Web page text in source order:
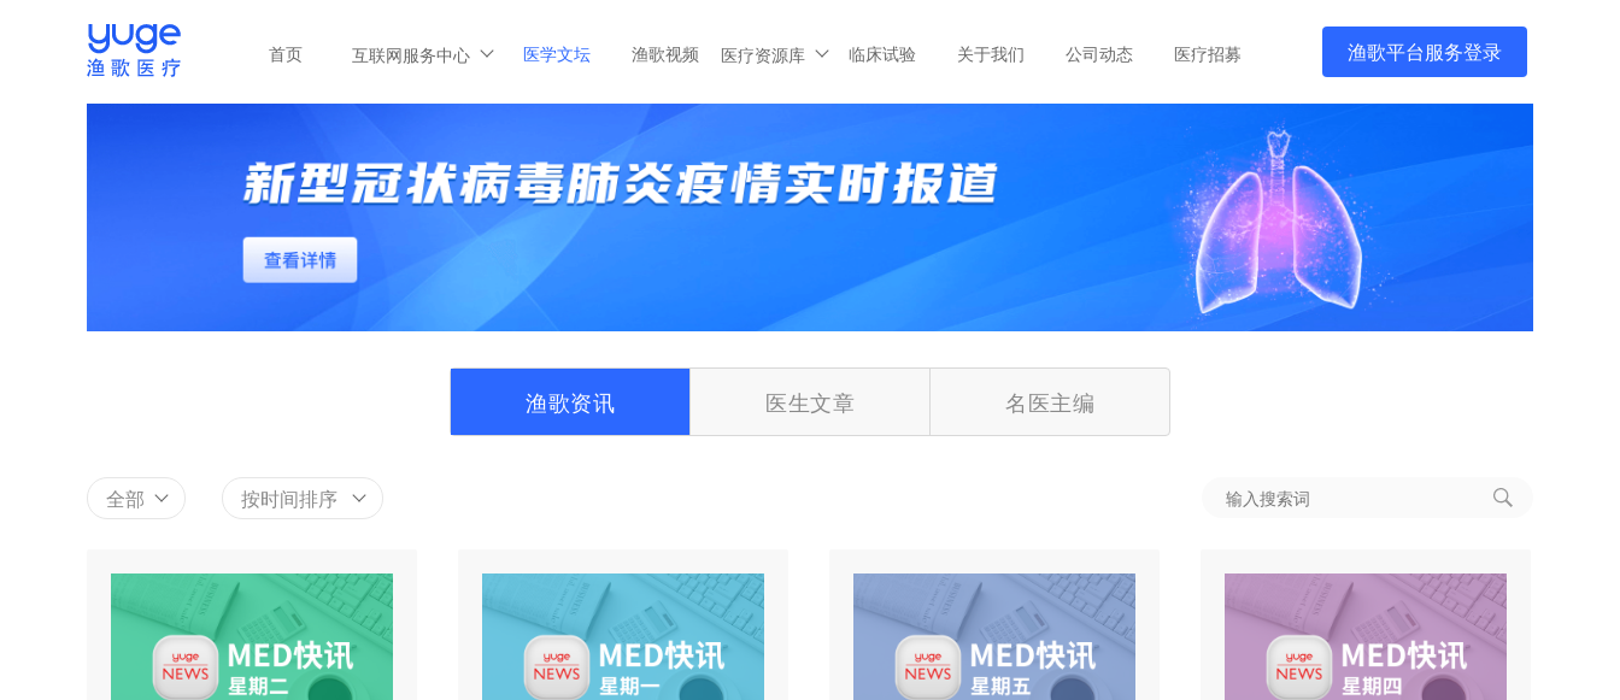
首页 互联网服务中心 医学文坛 渔歌视频 医疗资源库 临床试验 关于我们 公司动态 医疗招募 渔歌平台服务登录
渔歌资讯 医生文章 名医主编
全部 按时间排序